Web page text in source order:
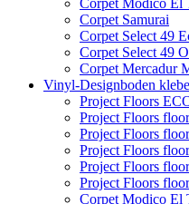
Corpet Samurai
Corpet Select 49
Corpet Select 49
Corpet Mercadur
Vinyl-Designboden
Project Floors
Project Floors
Project Floors
Project Floors
Project Floors
Project Floors
Corpet Modico El